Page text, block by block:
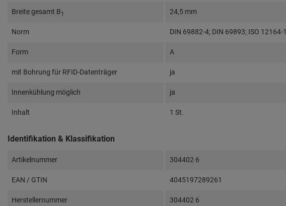
Breite gesamt B1 24,5 mm
Norm DIN 69882-4; DIN 69893; ISO 12164-1
Form A
mit Bohrung für RFID-Datenträger ja
Innenkühlung möglich ja
Inhalt 1 St.
Identifikation & Klassifikation
Artikelnummer 304402 6
EAN / GTIN 4045197289261
Herstellernummer 304402 6